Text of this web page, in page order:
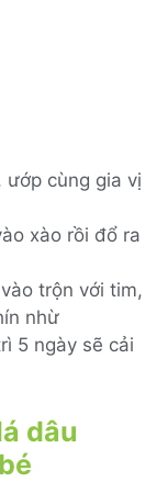
ướp cùng gia vị
xào rồi đổ ra
trộn với tim,
nhừ
5 ngày sẽ cải
dâu